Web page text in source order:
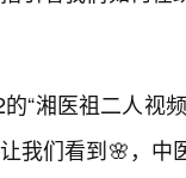
“湘医祖二人视
我们看到🌸，